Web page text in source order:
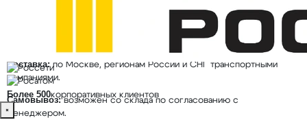
юрлицами по счёту. 8 (495) 128-01-36.
Сертификаты пока не прикреплены к карточке
Предоставим
сертификаты, декларации и подтверждающие документы по
Доставка:по Москве, регионам России и СНГ транспортными
компаниями.
Самовывоз:возможен со склада по согласованию с
менеджером.
Более 500корпоративных клиентов
×